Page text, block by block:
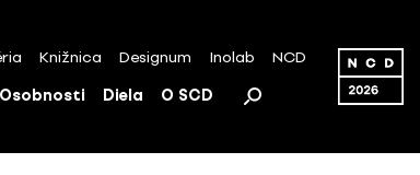
Knižnica Designum Inolab NCD
Osobnosti Diela O SCD